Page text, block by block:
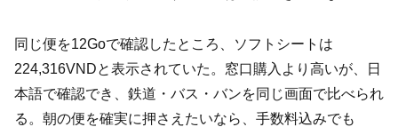
同じ便を12Goで確認したところ、ソフトシートは
224,316VNDと表示されていた。窓口購入より高いが、日
本語で確認でき、鉄道・バス・バンを同じ画面で比べられ
る。朝の便を確実に押さえたいなら、手数料込みでも